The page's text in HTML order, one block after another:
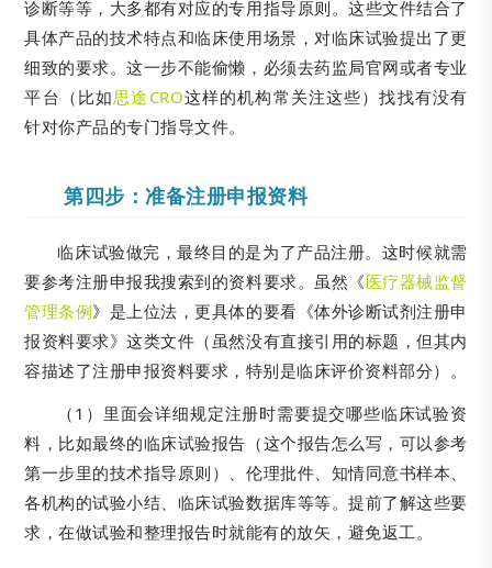
诊断等等，大多都有对应的专用指导原则。这些文件结合了
具体产品的技术特点和临床使用场景，对临床试验提出了更
细致的要求。这一步不能偷懒，必须去药监局官网或者专业
平台（比如思途CRO这样的机构常关注这些）找找有没有
针对你产品的专门指导文件。
第四步：准备注册申报资料
临床试验做完，最终目的是为了产品注册。这时候就需
要参考注册申报我搜索到的资料要求。虽然《医疗器械监督
管理条例》是上位法，更具体的要看《体外诊断试剂注册申
报资料要求》这类文件（虽然没有直接引用的标题，但其内
容描述了注册申报资料要求，特别是临床评价资料部分）。
（1）里面会详细规定注册时需要提交哪些临床试验资
料，比如最终的临床试验报告（这个报告怎么写，可以参考
第一步里的技术指导原则）、伦理批件、知情同意书样本、
各机构的试验小结、临床试验数据库等等。提前了解这些要
求，在做试验和整理报告时就能有的放矢，避免返工。